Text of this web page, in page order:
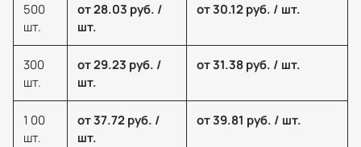
500
шт.
от 28.03 руб. /
шт.
от 30.12 руб. / шт.
300
шт.
от 29.23 руб. /
шт.
от 31.38 руб. / шт.
1 00
шт.
от 37.72 руб. /
шт.
от 39.81 руб. / шт.